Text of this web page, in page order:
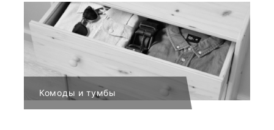
Комоды и тумбы